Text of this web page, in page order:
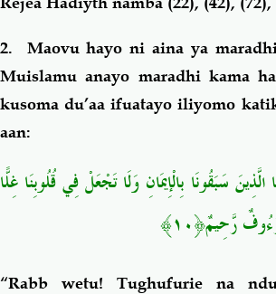
2. Maovu hayo ni aina ya
Muislamu anayo maradhi kama
kusoma du’aa ifuatayo iliyomo
aan:
الَّذِينَ سَبَقُونَا بِالْإِيمَانِ وَلَا تَجْعَلْ فِي قُلُوبِنَا غِلًّا
رَّحِيمٌ﴿١٠﴾
“Rabb wetu! Tughufurie na